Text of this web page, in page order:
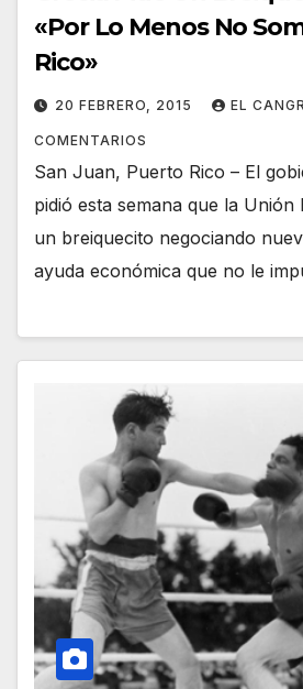
«Por Lo Menos No
Rico»
20 FEBRERO, 2015 EL
COMENTARIOS
San Juan, Puerto Rico – El
pidió esta semana que la Unión
un breiquecito negociando
ayuda económica que no le